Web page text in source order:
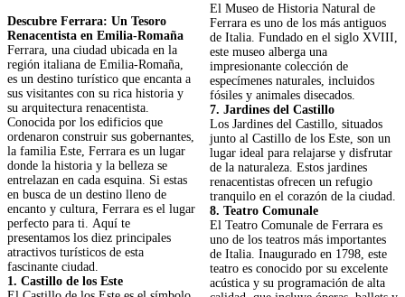
Descubre Ferrara: Un Tesoro
Renacentista en Emilia-Romaña
Ferrara, una ciudad ubicada en la
región italiana de Emilia-Romaña,
es un destino turístico que encanta a
sus visitantes con su rica historia y
su arquitectura renacentista.
Conocida por los edificios que
ordenaron construir sus gobernantes,
la familia Este, Ferrara es un lugar
donde la historia y la belleza se
entrelazan en cada esquina. Si estas
en busca de un destino lleno de
encanto y cultura, Ferrara es el lugar
perfecto para ti. Aquí te
presentamos los diez principales
atractivos turísticos de esta
fascinante ciudad.
1. Castillo de los Este
El Museo de Historia Natural de
Ferrara es uno de los más antiguos
de Italia. Fundado en el siglo XVIII,
este museo alberga una
impresionante colección de
especímenes naturales, incluidos
fósiles y animales disecados.
7. Jardines del Castillo
Los Jardines del Castillo, situados
junto al Castillo de los Este, son un
lugar ideal para relajarse y disfrutar
de la naturaleza. Estos jardines
renacentistas ofrecen un refugio
tranquilo en el corazón de la ciudad.
8. Teatro Comunale
El Teatro Comunale de Ferrara es
uno de los teatros más importantes
de Italia. Inaugurado en 1798, este
teatro es conocido por su excelente
acústica y su programación de alta